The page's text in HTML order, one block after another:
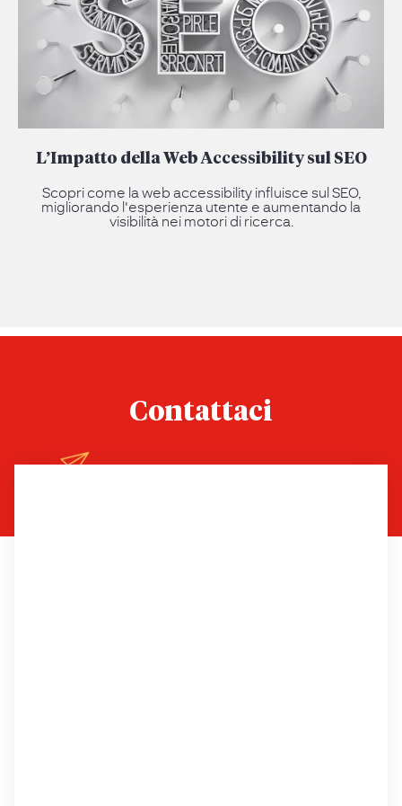
L’Impatto della Web Accessibility sul SEO
Scopri come la web accessibility influisce sul SEO,
migliorando l'esperienza utente e aumentando la
visibilità nei motori di ricerca.
Contattaci